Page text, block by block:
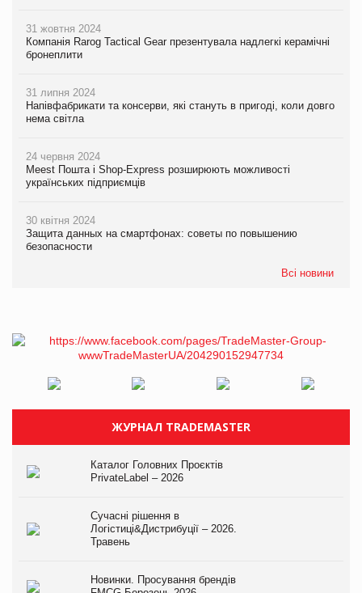
31 жовтня 2024
Компанія Rarog Tactical Gear презентувала надлегкі керамічні
бронеплити
31 липня 2024
Напівфабрикати та консерви, які стануть в пригоді, коли довго
нема світла
24 червня 2024
Meest Пошта і Shop-Express розширюють можливості
українських підприємців
30 квітня 2024
Защита данных на смартфонах: советы по повышению
безопасности
Всі новини
ЖУРНАЛ TRADEMASTER
Каталог Головних Проєктів
PrivateLabel – 2026
Сучасні рішення в
Логістиці&Дистрибуції – 2026.
Травень
Новинки. Просування брендів